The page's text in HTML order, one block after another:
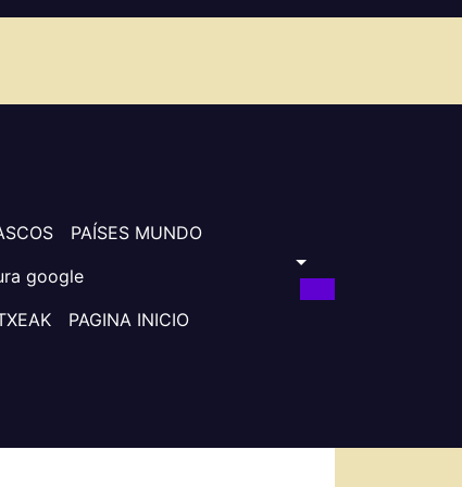
PAÍSES MUNDO
google
PAGINA INICIO